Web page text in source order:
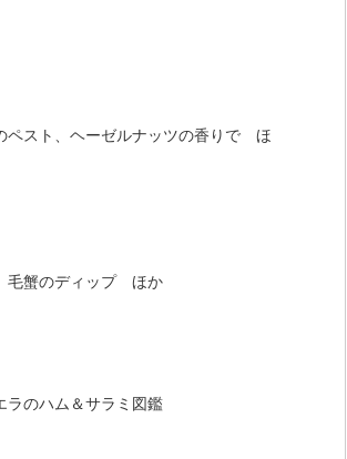
ペスト、ヘーゼルナッツの香りで ほ
毛蟹のディップ ほか
のハム＆サラミ図鑑